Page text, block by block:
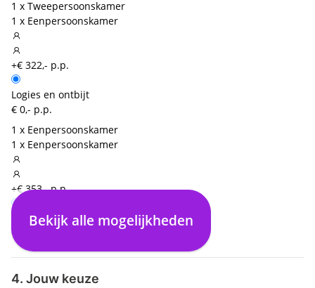
1 x Tweepersoonskamer
1 x Eenpersoonskamer
+€ 322,- p.p.
Logies en ontbijt
€ 0,- p.p.
1 x Eenpersoonskamer
1 x Eenpersoonskamer
+€ 353,- p.p.
Logies en ontbijt
€ 0,- p.p.
Halfpension
+€ 250,- p.p.
All inclusive
Bekijk alle mogelijkheden
4. Jouw keuze